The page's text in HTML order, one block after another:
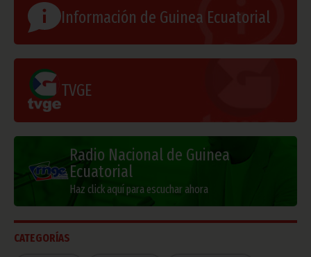
Información de Guinea Ecuatorial
TVGE
Radio Nacional de Guinea
Ecuatorial
Haz click aquí para escuchar ahora
CATEGORÍAS